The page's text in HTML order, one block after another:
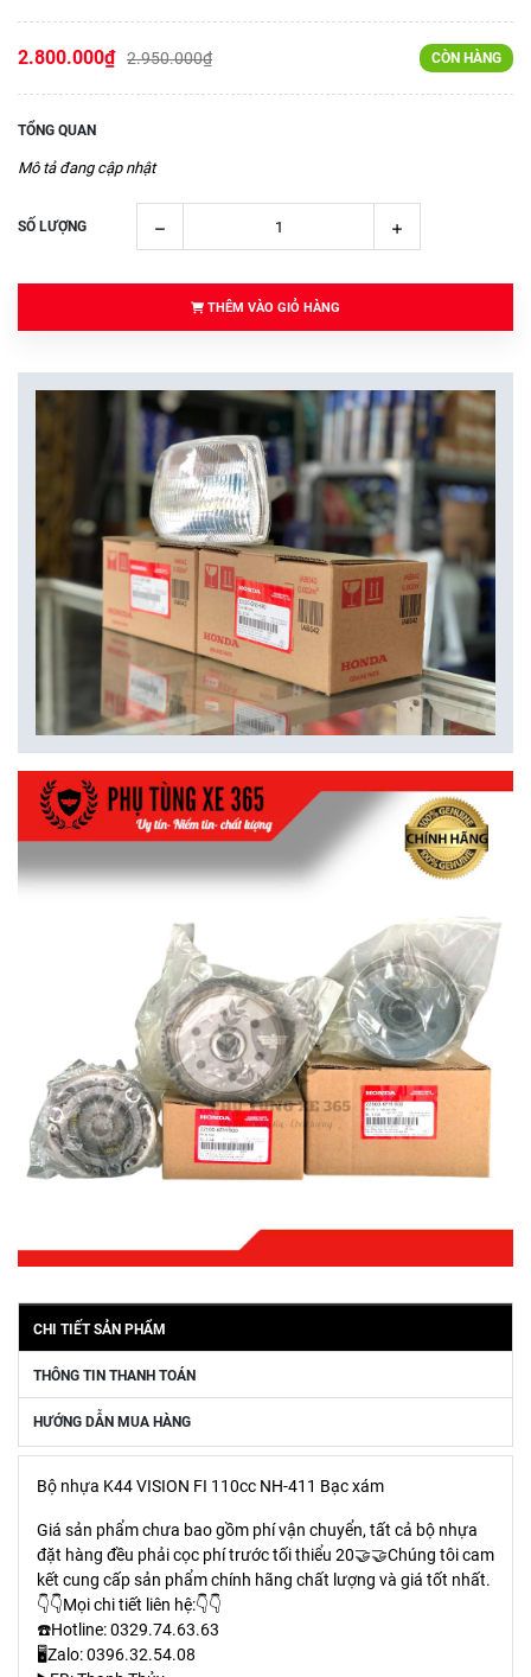
2.800.000₫ 2.950.000₫ CÒN HÀNG
TỔNG QUAN
Mô tả đang cập nhật
SỐ LƯỢNG
THÊM VÀO GIỎ HÀNG
CHI TIẾT SẢN PHẨM
THÔNG TIN THANH TOÁN
HƯỚNG DẪN MUA HÀNG
Bộ nhựa K44 VISION FI 110cc NH-411 Bạc xám
Giá sản phẩm chưa bao gồm phí vận chuyển, tất cả bộ nhựa
đặt hàng đều phải cọc phí trước tối thiểu 20🤝🤝Chúng tôi cam
kết cung cấp sản phẩm chính hãng chất lượng và giá tốt nhất.
👇👇Mọi chi tiết liên hệ:👇👇
☎️Hotline: 0329.74.63.63
🖥️Zalo: 0396.32.54.08